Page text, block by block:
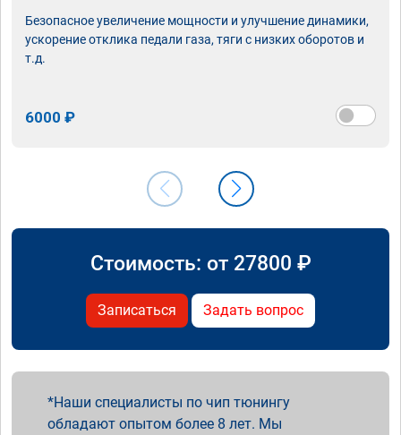
Безопасное увеличение мощности и улучшение динамики,
ускорение отклика педали газа, тяги с низких оборотов и
т.д.
6000 ₽
Стоимость: от 27800 ₽
Записаться Задать вопрос
Наши специалисты по чип тюнингу
обладают опытом более 8 лет. Мы